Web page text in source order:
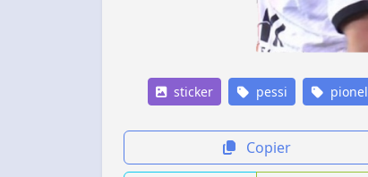
sticker pessi pionel
Copier